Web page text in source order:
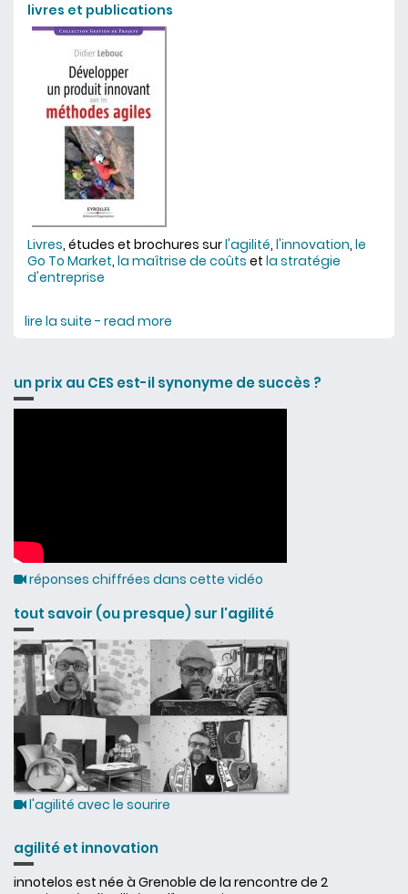
livres et publications
Livres, études et brochures surl'agilité, l'innovation, le
Go To Market, la maîtrise de coûts et la stratégie
d'entreprise
lire la suite - read more
un prix au CES est-il synonyme de succès ?
réponses chiffrées dans cette vidéo
tout savoir (ou presque) sur l'agilité
l'agilité avec le sourire
agilité et innovation
innotelos est née à Grenoble de la rencontre de 2